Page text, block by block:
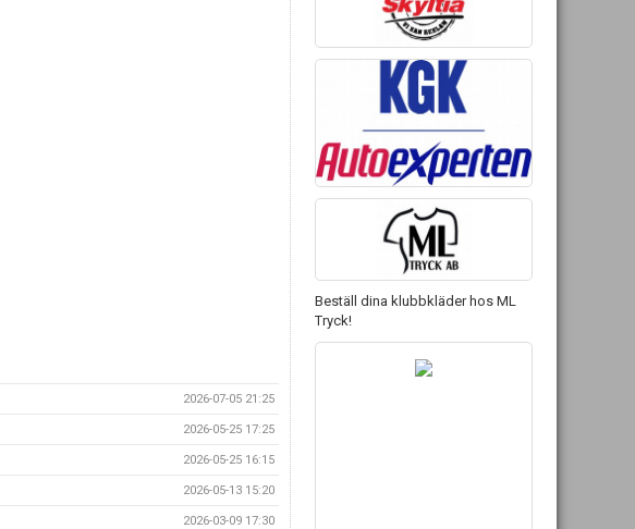
2026-07-05 21:25
2026-05-25 17:25
2026-05-25 16:15
2026-05-13 15:20
2026-03-09 17:30
Beställ dina klubbkläder hos ML
Tryck!